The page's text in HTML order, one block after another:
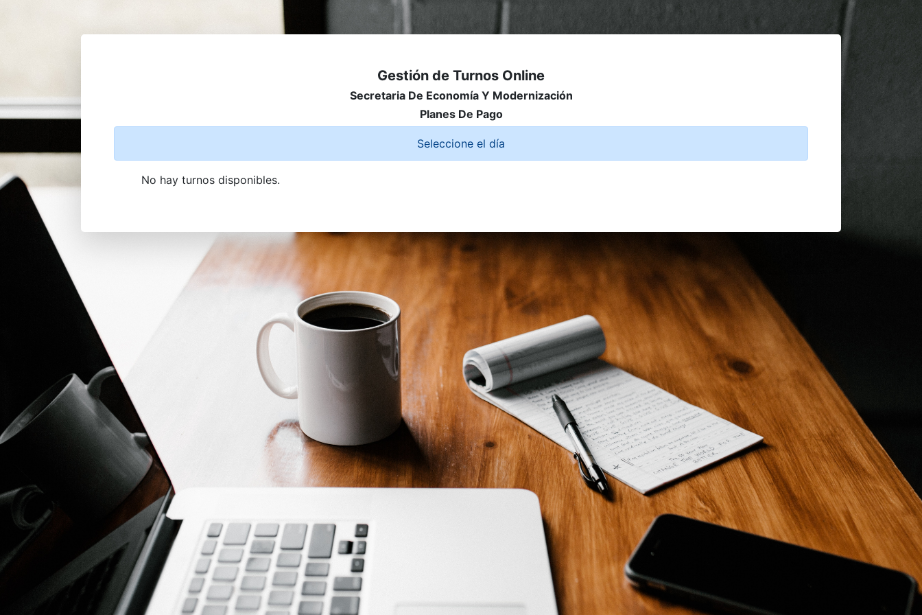
Gestión de Turnos Online
Secretaria De Economía Y Modernización
Planes De Pago
Seleccione el día
No hay turnos disponibles.